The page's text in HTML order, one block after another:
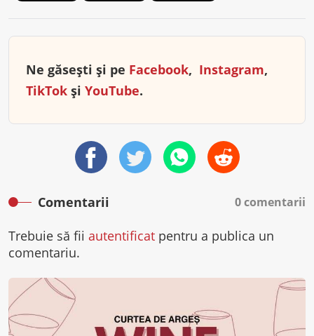
Ne găsești și pe Facebook, Instagram,
TikTok și YouTube.
Comentarii 0 comentarii
Trebuie să fii autentificat pentru a publica un
comentariu.